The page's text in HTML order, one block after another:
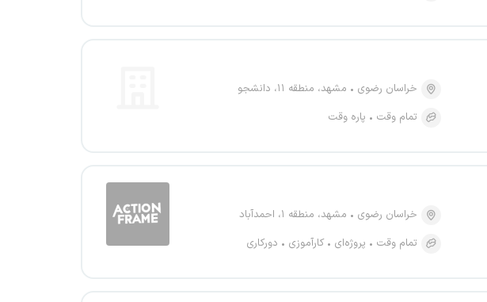
خراسان رضوی
مشهد، منطقه ۱۱، دانشجو
تمام وقت
پاره وقت
خراسان رضوی
مشهد، منطقه ۱، احمدآباد
تمام وقت
پروژه‌ای کارآموزی دورکاری